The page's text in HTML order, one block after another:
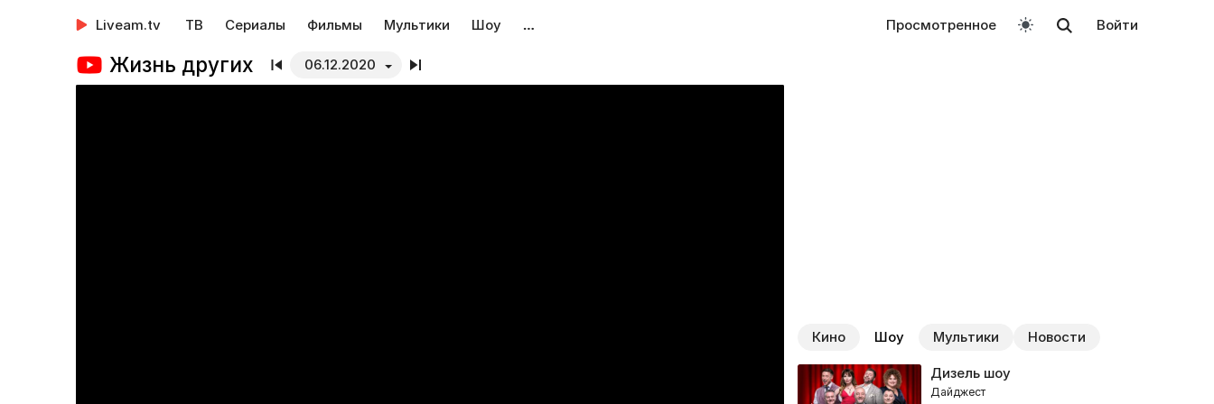
Liveam.tv ТВ Сериалы Фильмы Мультики Шоу … Просмотренное Войти
Жизнь других 06.12.2020
Кино Шоу Мультики Новости
Дизель шоу
Дайджест